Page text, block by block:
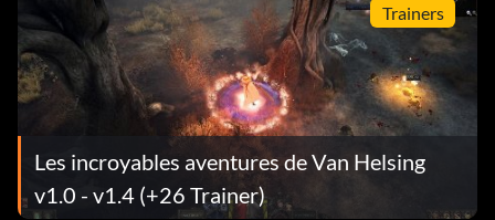
Trainers
Les incroyables aventures de Van Helsing
v1.0 - v1.4 (+26 Trainer)